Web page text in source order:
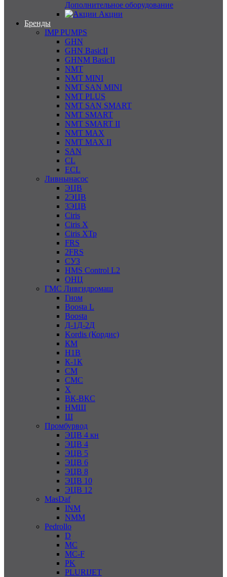
Дополнительное оборудование
Акции
Бренды
IMP PUMPS
GHN
GHN BasicII
GHNM BasicII
NMT
NMT MINI
NMT SAN MINI
NMT PLUS
NMT SAN SMART
NMT SMART
NMT SMART II
NMT MAX
NMT MAX II
SAN
CL
ECL
Ливнынасос
ЭЦВ
2ЭЦВ
3ЭЦВ
Ciris
Ciris X
Ciris ХТр
FRS
2FRS
СУЗ
HMS Control L2
ОНЦ
ГМС Ливгидромаш
Гном
Boosta L
Boosta
Д-1Д-2Д
Kordis (Кордис)
КМ
Н1В
К-1К
СМ
СМС
Х
ВК-ВКС
НМШ
Ш
Промбурвод
ЭЦВ 4 кн
ЭЦВ 4
ЭЦВ 5
ЭЦВ 6
ЭЦВ 8
ЭЦВ 10
ЭЦВ 12
MasDaf
INM
NMM
Pedrollo
D
MC
MC-F
PK
PLURIJET